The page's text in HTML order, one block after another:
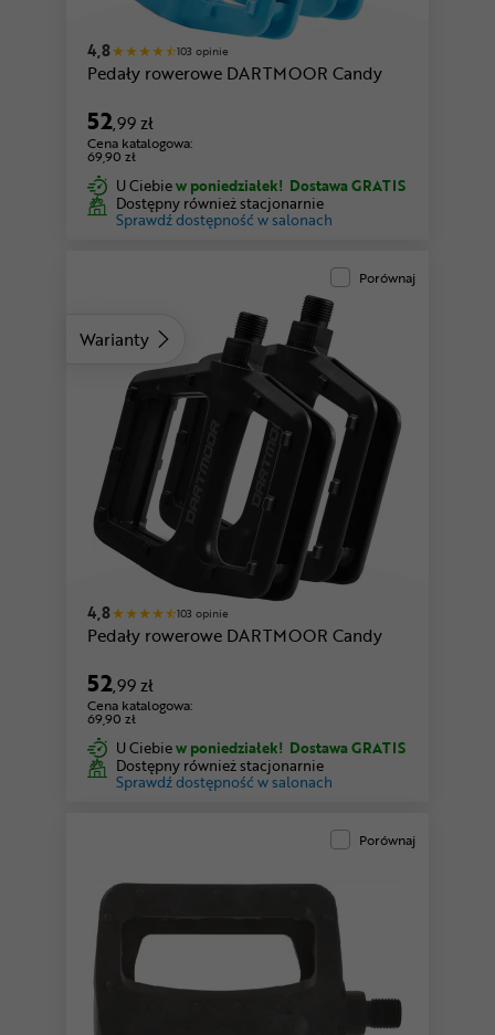
4,8 103 opinie
Pedały rowerowe DARTMOOR Candy
52,99 zł
Cena katalogowa:
69,90 zł
U Ciebiew poniedziałek! Dostawa GRATIS
Dostępny również stacjonarnie
Sprawdź dostępność w salonach
Warianty
Porównaj
4,8 103 opinie
Pedały rowerowe DARTMOOR Candy
52,99 zł
Cena katalogowa:
69,90 zł
U Ciebiew poniedziałek! Dostawa GRATIS
Dostępny również stacjonarnie
Sprawdź dostępność w salonach
Porównaj